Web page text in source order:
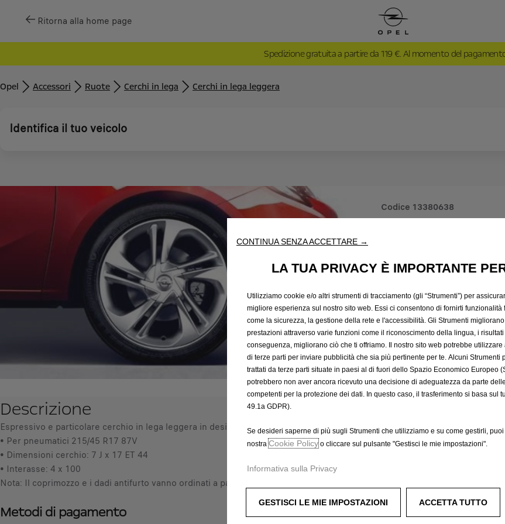
Ritorna alla home page
Spedizione gratuita a partire da 119 €. Al momento del
Opel Accessori Ruote Cerchi in lega Cerchi in lega leggera
Identifica il tuo veicolo
Codice 13380638
402,22 €
P
r
i
c
e
i
s
4
,
2
I
V
A
IVA inclusa/
-
+
Q
u
a
n
t
i
y
u
t
Compra ora, paga dopo
Descrizione
Espressivo e particolare cerchio in lega leggera in design a 5 razze doppie con finitura argento.
• Per pneumatici 215/45 R17 87V
• Dimensioni cerchio: 7 J x 17 ET 44
• Interasse: 4 x 100
Nota: Il coprimozzo e i dadi antifurto vanno ordinati a parte.
Metodi di pagamento
CONTINUA SENZA ACCETTARE →
LA TUA PRIVACY È IMPORTANTE
Utilizziamo cookie e/o altri strumenti di tracciamento (gli “Strumenti”) per
migliore esperienza sul nostro sito web. Essi ci consentono di fornirti funzionalità
come la sicurezza, la gestione della rete e l'accessibilità. Gli Strumenti
prestazioni attraverso varie funzioni come il riconoscimento della lingua, i
conseguenza, migliorano ciò che ti offriamo. Il nostro sito web potrebbe utilizzare
di terze parti per inviare pubblicità che sia più pertinente per te. Alcuni Strumenti
trattati da terze parti situate in paesi al di fuori dello Spazio Economico Europeo
potrebbero non aver ancora ricevuto una decisione di adeguatezza da parte
competenti per la protezione dei dati. In questo caso, il trasferimento si basa sul
49.1a GDPR).
Se desideri saperne di più sugli Strumenti che utilizziamo e su come gestirli,
nostraCookie Policyo cliccare sul pulsante "Gestisci le mie impostazioni".
Informativa sulla Privacy
GESTISCI LE MIE IMPOSTAZIONI ACCETTA TUTTO